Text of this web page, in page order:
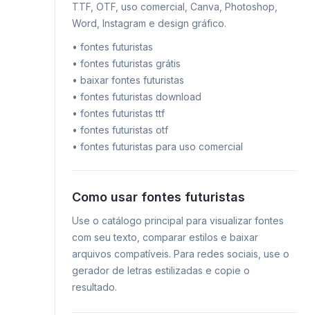
TTF, OTF, uso comercial, Canva, Photoshop,
Word, Instagram e design gráfico.
• fontes futuristas
• fontes futuristas grátis
• baixar fontes futuristas
• fontes futuristas download
• fontes futuristas ttf
• fontes futuristas otf
• fontes futuristas para uso comercial
Como usar fontes futuristas
Use o catálogo principal para visualizar fontes
com seu texto, comparar estilos e baixar
arquivos compatíveis. Para redes sociais, use o
gerador de letras estilizadas e copie o
resultado.